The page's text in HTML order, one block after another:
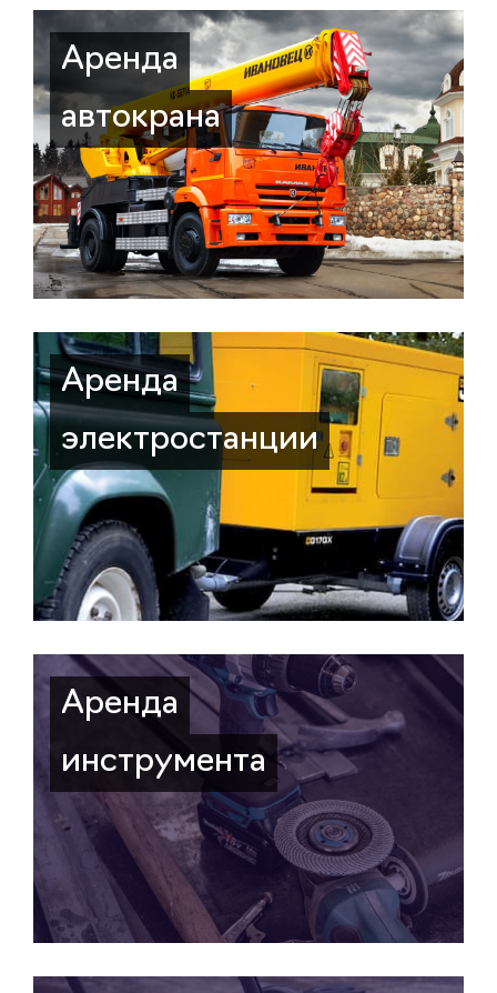
Аренда
автокрана
Аренда
электростанции
Аренда
инструмента